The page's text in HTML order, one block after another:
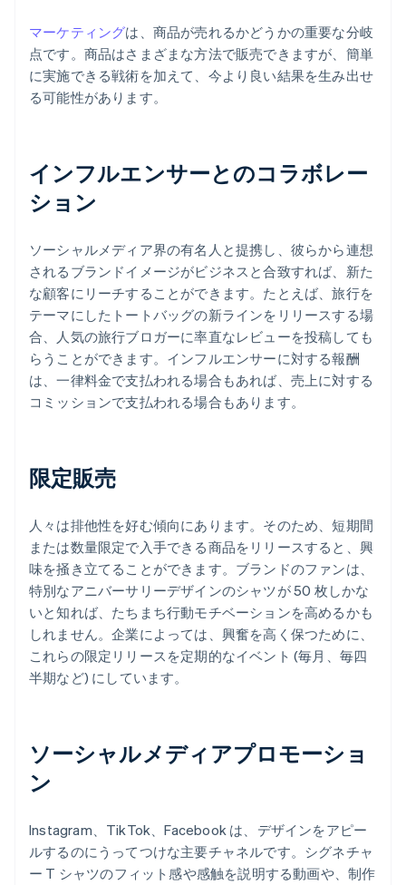
マーケティングは、商品が売れるかどうかの重要な分岐
点です。商品はさまざまな方法で販売できますが、簡単
に実施できる戦術を加えて、今より良い結果を生み出せ
る可能性があります。
インフルエンサーとのコラボレー
ション
ソーシャルメディア界の有名人と提携し、彼らから連想
されるブランドイメージがビジネスと合致すれば、新た
な顧客にリーチすることができます。たとえば、旅行を
テーマにしたトートバッグの新ラインをリリースする場
合、人気の旅行ブロガーに率直なレビューを投稿しても
らうことができます。インフルエンサーに対する報酬
は、一律料金で支払われる場合もあれば、売上に対する
コミッションで支払われる場合もあります。
限定販売
人々は排他性を好む傾向にあります。そのため、短期間
または数量限定で入手できる商品をリリースすると、興
味を掻き立てることができます。ブランドのファンは、
特別なアニバーサリーデザインのシャツが 50 枚しかな
いと知れば、たちまち行動モチベーションを高めるかも
しれません。企業によっては、興奮を高く保つために、
これらの限定リリースを定期的なイベント (毎月、毎四
半期など) にしています。
ソーシャルメディアプロモーショ
ン
Instagram、TikTok、Facebook は、デザインをアピー
ルするのにうってつけな主要チャネルです。シグネチャ
ー T シャツのフィット感や感触を説明する動画や、制作